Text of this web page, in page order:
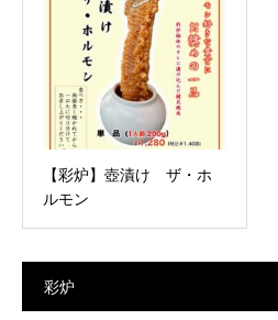
【彩炉】壺漬け ザ・ホ
ルモン
彩炉